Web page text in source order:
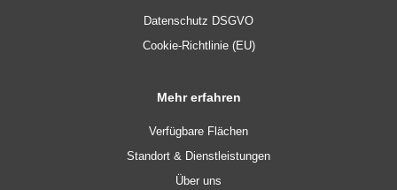
Datenschutz DSGVO
Cookie-Richtlinie (EU)
Mehr erfahren
Verfügbare Flächen
Standort & Dienstleistungen
Über uns